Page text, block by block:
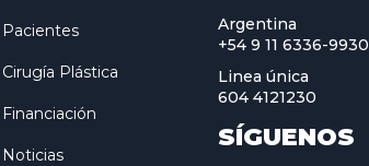
Pacientes
Cirugía Plástica
Financiación
Noticias
Argentina
+54 9 11 6336-9930
Linea única
604 4121230
SÍGUENOS